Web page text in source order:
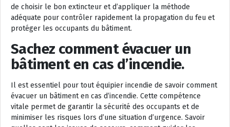
de choisir le bon extincteur et d’appliquer la méthode
adéquate pour contrôler rapidement la propagation du feu et
protéger les occupants du bâtiment.
Sachez comment évacuer un
bâtiment en cas d’incendie.
Il est essentiel pour tout équipier incendie de savoir comment
évacuer un bâtiment en cas d’incendie. Cette compétence
vitale permet de garantir la sécurité des occupants et de
minimiser les risques lors d’une situation d’urgence. Savoir